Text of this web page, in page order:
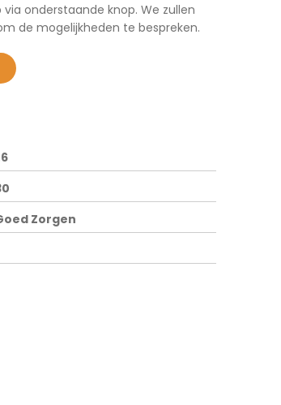
onderstaande knop. We zullen
de mogelijkheden te bespreken.
Zorgen